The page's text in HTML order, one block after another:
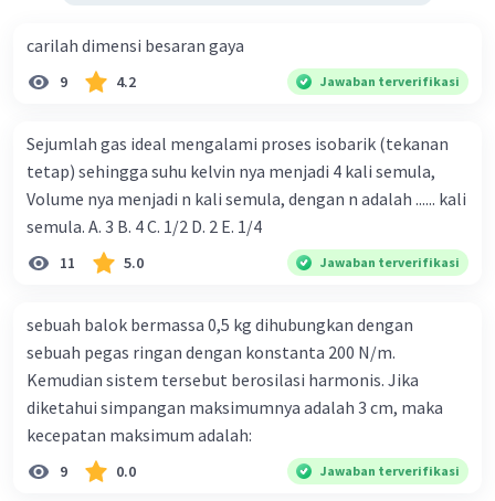
carilah dimensi besaran gaya
9 4.2 Jawaban terverifikasi
Sejumlah gas ideal mengalami proses isobarik (tekanan
tetap) sehingga suhu kelvin nya menjadi 4 kali semula,
Volume nya menjadi n kali semula, dengan n adalah ...... kali
semula. A. 3 B. 4 C. 1/2 D. 2 E. 1/4
11 5.0 Jawaban terverifikasi
sebuah balok bermassa 0,5 kg dihubungkan dengan
sebuah pegas ringan dengan konstanta 200 N/m.
Kemudian sistem tersebut berosilasi harmonis. Jika
diketahui simpangan maksimumnya adalah 3 cm, maka
kecepatan maksimum adalah:
9 0.0 Jawaban terverifikasi